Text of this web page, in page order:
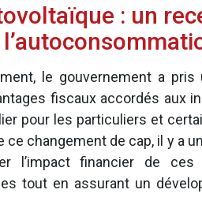
: un
le gouvernement a
fiscaux accordés aux
pour les particuliers et
ce changement de cap, il y a
l’impact financier de
tout en assurant un